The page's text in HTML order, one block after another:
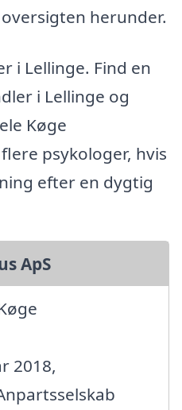
herunder.
i Lellinge. Find en
i Lellinge og
Køge
psykologer, hvis
efter en dygtig
ApS
2018,